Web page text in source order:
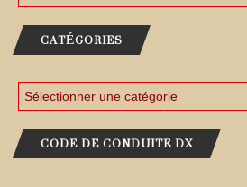
CATÉGORIES
CODE DE CONDUITE DX